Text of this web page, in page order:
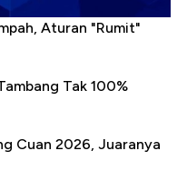
Aturan "Rumit"
Tak 100%
Cuan 2026, Juaranya